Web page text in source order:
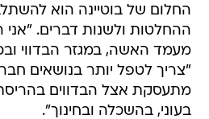
החלום של בוטיינה הוא
ההחלטות ולשנות דברים.
מעמד האשה, במגזר הבדווי
"צריך לטפל יותר בנושאים
מתעסקת אצל הבדווים
בעוני, בהשכלה ובחינוך".